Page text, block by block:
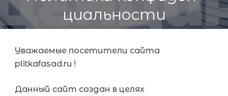
циальности
Уважаемые посетители сайта
plitkafasad.ru !
Данный сайт создан в целях